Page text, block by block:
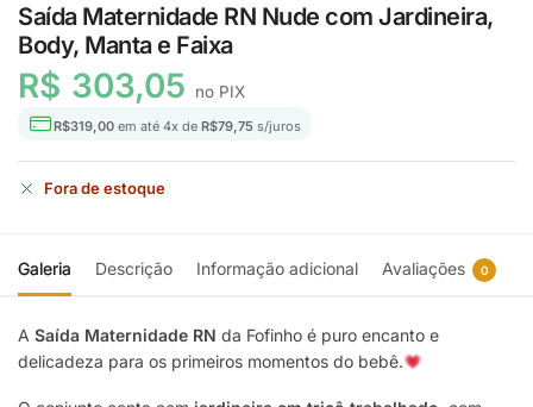
Saída Maternidade RN Nude com Jardineira,
Body, Manta e Faixa
R$ 303,05 no PIX
R$319,00 em até 4x de R$79,75 s/juros
Fora de estoque
Galeria Descrição Informação adicional Avaliações 0
A Saída Maternidade RN da Fofinho é puro encanto e
delicadeza para os primeiros momentos do bebê.